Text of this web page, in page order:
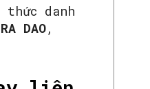
danh
DAO,